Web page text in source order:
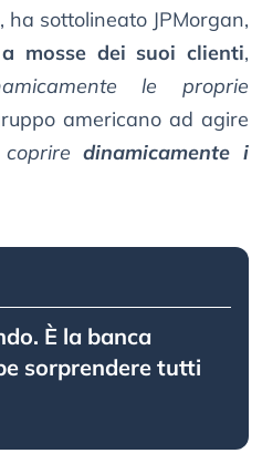
sottolineato JPMorgan,
a mosse dei suoi clienti,
le proprie
americano ad agire
dinamicamente i
È la banca
sorprendere tutti